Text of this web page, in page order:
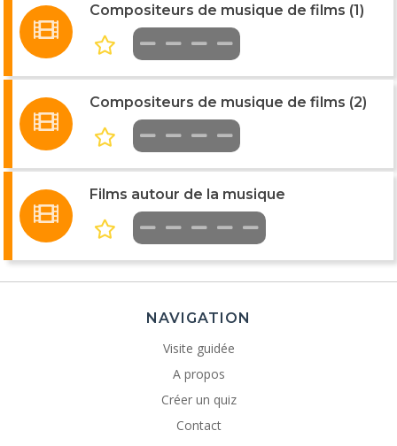
Compositeurs de musique de films (1)
Compositeurs de musique de films (2)
Films autour de la musique
NAVIGATION
Visite guidée
A propos
Créer un quiz
Contact